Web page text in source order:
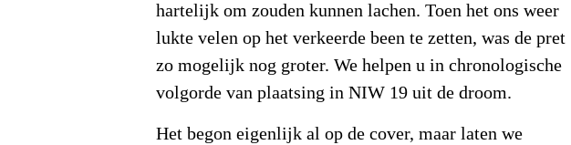
hartelijk om zouden kunnen lachen. Toen het ons weer
lukte velen op het verkeerde been te zetten, was de pret
zo mogelijk nog groter. We helpen u in chronologische
volgorde van plaatsing in NIW 19 uit de droom.
Het begon eigenlijk al op de cover, maar laten we